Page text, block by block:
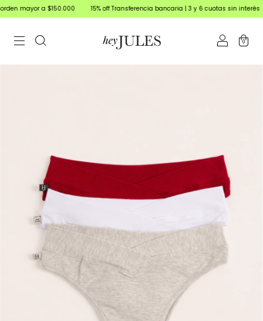
mayor a $150.000 15% off Transferencia bancaria | 3 y 6 cuotas sin interés
0